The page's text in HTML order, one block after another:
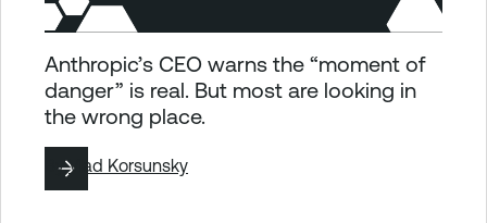
Anthropic’s CEO warns the “moment of
danger” is real. But most are looking in
the wrong place.
ByVlad Korsunsky